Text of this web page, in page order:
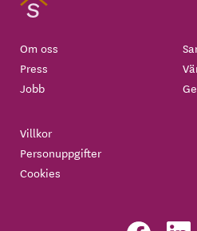
Om oss
Press
Jobb
Villkor
Personuppgifter
Cookies